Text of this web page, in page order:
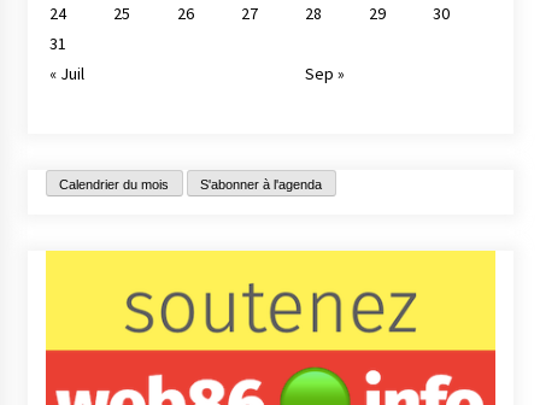
24
25 26 27 28 29
30
31
« Juil
Sep »
Calendrier du mois S'abonner à l'agenda